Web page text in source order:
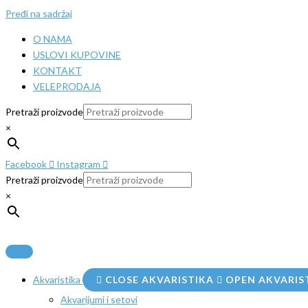
Pređi na sadržaj
O NAMA
USLOVI KUPOVINE
KONTAKT
VELEPRODAJA
Pretraži proizvode
×
Facebook
Instagram
Pretraži proizvode
×
Akvaristika CLOSE AKVARISTIKA
OPEN
Akvarijumi i setovi